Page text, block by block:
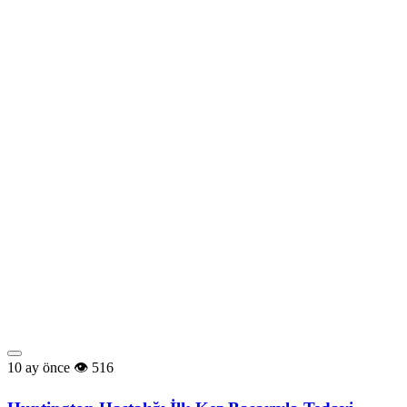
10 ay önce 516